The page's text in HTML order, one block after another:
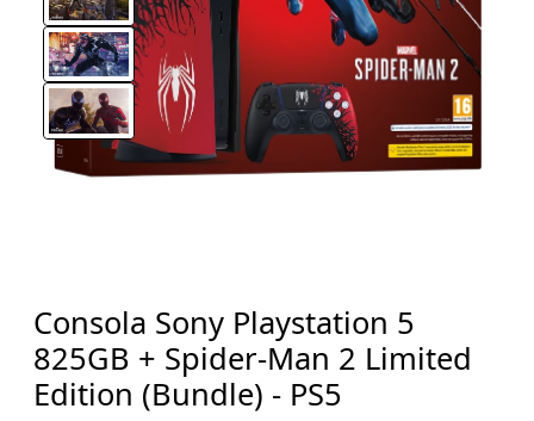
Consola Sony Playstation 5
825GB + Spider-Man 2 Limited
Edition (Bundle) - PS5